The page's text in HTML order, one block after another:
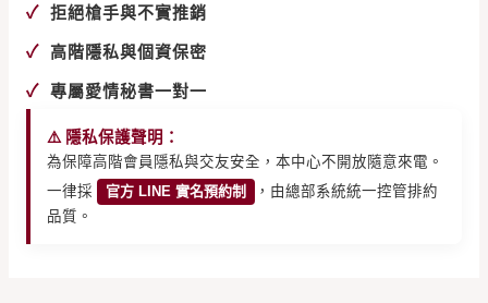
✓ 拒絕槍手與不實推銷
✓ 高階隱私與個資保密
✓ 專屬愛情秘書一對一
⚠️ 隱私保護聲明：
為保障高階會員隱私與交友安全，本中心不開放隨意來電。
一律採
官方 LINE 實名預約制
，由總部系統統一控管排約
品質。